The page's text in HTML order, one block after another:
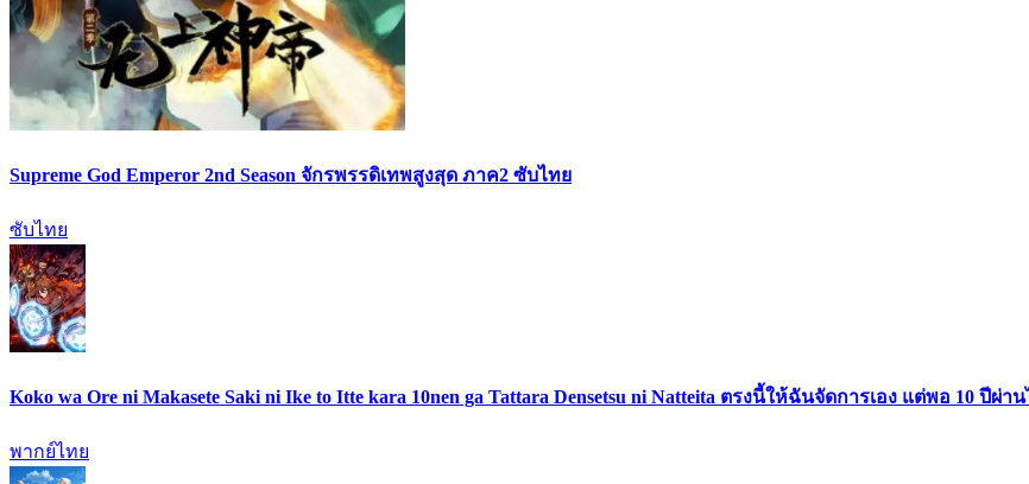
Supreme God Emperor 2nd Season จักรพรรดิเทพสูงสุด ภาค2 ซับไทย
ซับไทย
Koko wa Ore ni Makasete Saki ni Ike to Itte kara 10nen ga Tattara Densetsu ni Natteita ตรงนี้ให้ฉันจัดการเอง แต่พอ 10 ปี
พากย์ไทย